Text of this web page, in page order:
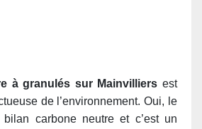
à granulés sur Mainvilliers est
de l’environnement. Oui, le
carbone neutre et c’est un